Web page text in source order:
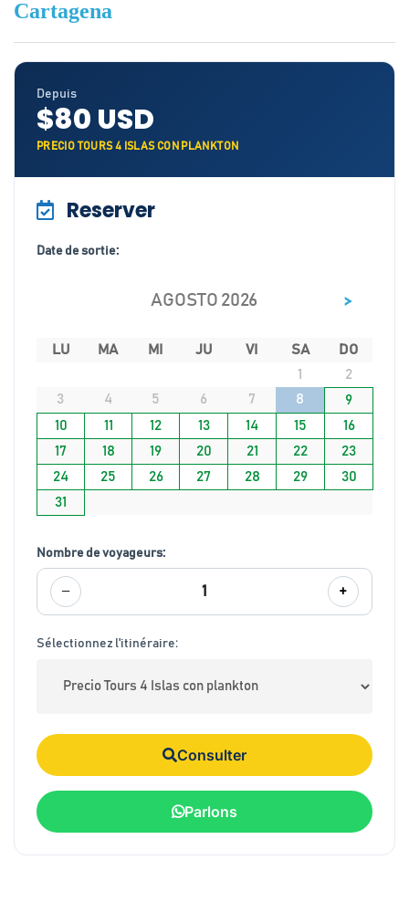
Cartagena
Depuis
$80 USD
PRECIO TOURS 4 ISLAS CON PLANKTON
Reserver
Date de sortie:
AGOSTO 2026 >
LU MA MI JU VI SA
DO
1
2
3
4 5 6 7 8
9
10
11 12 13 14 15
16
17
18 19 20 21 22
23
24
25 26 27 28 29
30
31
Nombre de voyageurs:
− 1 +
Sélectionnez l'itinéraire:
Consulter
Parlons